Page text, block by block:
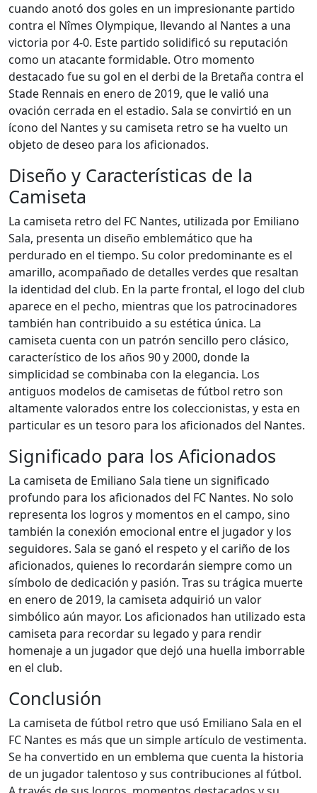
cuando anotó dos goles en un impresionante partido
contra el Nîmes Olympique, llevando al Nantes a una
victoria por 4-0. Este partido solidificó su reputación
como un atacante formidable. Otro momento
destacado fue su gol en el derbi de la Bretaña contra el
Stade Rennais en enero de 2019, que le valió una
ovación cerrada en el estadio. Sala se convirtió en un
ícono del Nantes y su camiseta retro se ha vuelto un
objeto de deseo para los aficionados.
Diseño y Características de la
Camiseta
La camiseta retro del FC Nantes, utilizada por Emiliano
Sala, presenta un diseño emblemático que ha
perdurado en el tiempo. Su color predominante es el
amarillo, acompañado de detalles verdes que resaltan
la identidad del club. En la parte frontal, el logo del club
aparece en el pecho, mientras que los patrocinadores
también han contribuido a su estética única. La
camiseta cuenta con un patrón sencillo pero clásico,
característico de los años 90 y 2000, donde la
simplicidad se combinaba con la elegancia. Los
antiguos modelos de camisetas de fútbol retro son
altamente valorados entre los coleccionistas, y esta en
particular es un tesoro para los aficionados del Nantes.
Significado para los Aficionados
La camiseta de Emiliano Sala tiene un significado
profundo para los aficionados del FC Nantes. No solo
representa los logros y momentos en el campo, sino
también la conexión emocional entre el jugador y los
seguidores. Sala se ganó el respeto y el cariño de los
aficionados, quienes lo recordarán siempre como un
símbolo de dedicación y pasión. Tras su trágica muerte
en enero de 2019, la camiseta adquirió un valor
simbólico aún mayor. Los aficionados han utilizado esta
camiseta para recordar su legado y para rendir
homenaje a un jugador que dejó una huella imborrable
en el club.
Conclusión
La camiseta de fútbol retro que usó Emiliano Sala en el
FC Nantes es más que un simple artículo de vestimenta.
Se ha convertido en un emblema que cuenta la historia
de un jugador talentoso y sus contribuciones al fútbol.